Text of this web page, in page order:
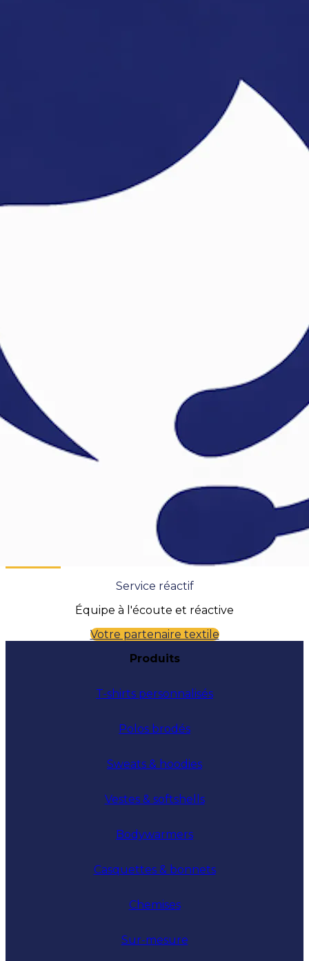
Service réactif
Équipe à l'écoute et réactive
Votre partenaire textile
Produits
T-shirts personnalisés
Polos brodés
Sweats & hoodies
Vestes & softshells
Bodywarmers
Casquettes & bonnets
Chemises
Sur-mesure